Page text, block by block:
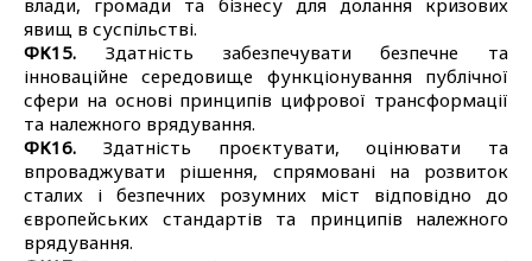
влади, громади та бізнесу для долання кризових
явищ в суспільстві.
ФК15. Здатність забезпечувати безпечне та
інноваційне середовище функціонування публічної
сфери на основі принципів цифрової трансформації
та належного врядування.
ФК16. Здатність проєктувати, оцінювати та
впроваджувати рішення, спрямовані на розвиток
сталих і безпечних розумних міст відповідно до
європейських стандартів та принципів належного
врядування.